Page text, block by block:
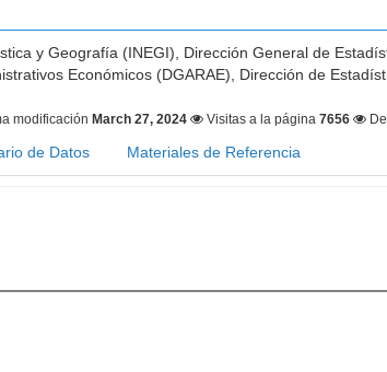
y Geografía (INEGI), Dirección General de
Económicos (DGARAE), Dirección de
modificación March 27, 2024 Visitas a la página7656
de Datos Materiales de Referencia